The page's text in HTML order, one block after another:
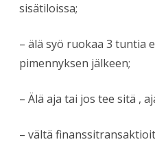
sisätiloissa;
– älä syö ruokaa 3 tuntia
pimennyksen jälkeen;
– Älä aja tai jos tee sitä ,
– vältä